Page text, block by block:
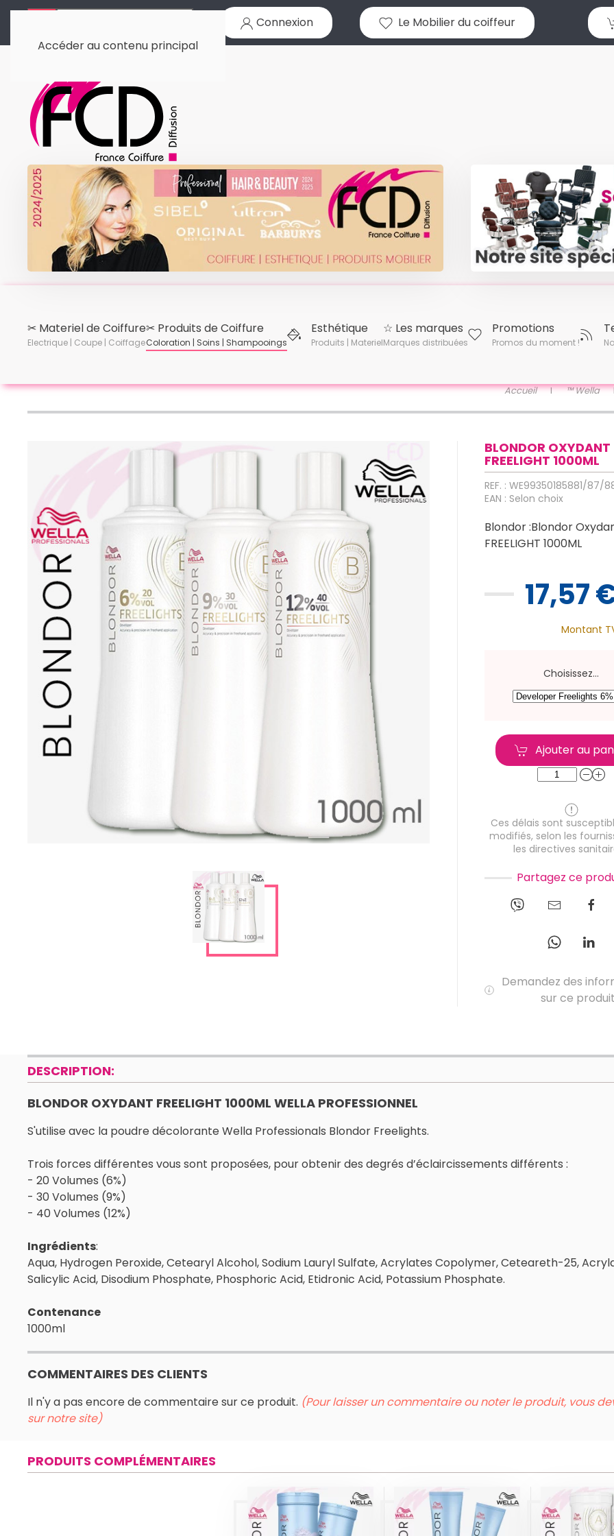
Accéder au contenu principal
Connexion Le Mobilier du coiffeur
✂︎ Materiel de Coiffure
Electrique | Coupe | Coiffage
✂︎ Produits de Coiffure
Coloration | Soins | Shampooings
Esthétique
Produits | Materiel
☆ Les marques
Marques distribuées
Promotions
Promos du moment !
Accueil ™ Wella
BLONDOR OXYDANT
FREELIGHT 1000ML
REF. : WE99350185881/87/
EAN : Selon choix
Blondor :Blondor
FREELIGHT 1000ML
17,57
Montant
Choisissez...
Ajouter au
Ces délais sont
modifiés, selon les
les directives
Partagez ce
Demandez des
sur ce produit
DESCRIPTION:
BLONDOR OXYDANT FREELIGHT 1000ML WELLA PROFESSIONNEL
S'utilise avec la poudre décolorante Wella Professionals Blondor Freelights.
Trois forces différentes vous sont proposées, pour obtenir des degrés d’éclaircissements différents :
- 20 Volumes (6%)
- 30 Volumes (9%)
- 40 Volumes (12%)
Ingrédients:
Aqua, Hydrogen Peroxide, Cetearyl Alcohol, Sodium Lauryl Sulfate, Acrylates Copolymer, Ceteareth-25,
Salicylic Acid, Disodium Phosphate, Phosphoric Acid, Etidronic Acid, Potassium Phosphate.
Contenance
1000ml
COMMENTAIRES DES CLIENTS
Il n'y a pas encore de commentaire sur ce produit. (Pour laisser un commentaire ou noter le produit, vous
sur notre site)
PRODUITS COMPLÉMENTAIRES
BLONDOR
MULTIBLONDE BLONDOR